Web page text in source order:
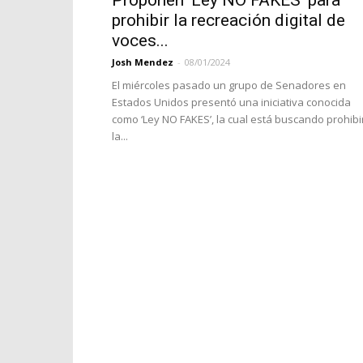
prohibir la recreación digital de
voces...
Josh Mendez - 08/01/2024
El miércoles pasado un grupo de Senadores en
Estados Unidos presentó una iniciativa conocida
como ‘Ley NO FAKES’, la cual está buscando
la...